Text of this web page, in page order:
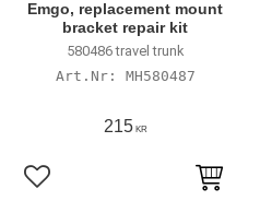
Emgo, replacement mount
bracket repair kit
580486 travel trunk
MH580487
215KR
Lägg till i favoriter